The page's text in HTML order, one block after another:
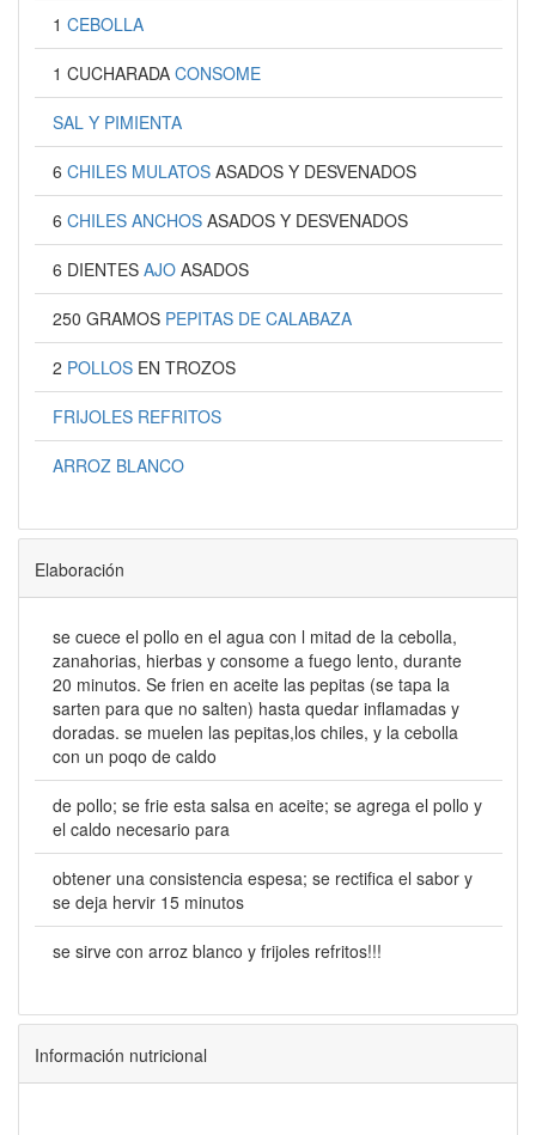
1 CEBOLLA
1 CUCHARADA CONSOME
SAL Y PIMIENTA
6 CHILES MULATOS ASADOS Y DESVENADOS
6 CHILES ANCHOS ASADOS Y DESVENADOS
6 DIENTES AJO ASADOS
250 GRAMOS PEPITAS DE CALABAZA
2 POLLOS EN TROZOS
FRIJOLES REFRITOS
ARROZ BLANCO
Elaboración
se cuece el pollo en el agua con l mitad de la cebolla,
zanahorias, hierbas y consome a fuego lento, durante
20 minutos. Se frien en aceite las pepitas (se tapa la
sarten para que no salten) hasta quedar inflamadas y
doradas. se muelen las pepitas,los chiles, y la cebolla
con un poqo de caldo
de pollo; se frie esta salsa en aceite; se agrega el pollo y
el caldo necesario para
obtener una consistencia espesa; se rectifica el sabor y
se deja hervir 15 minutos
se sirve con arroz blanco y frijoles refritos!!!
Información nutricional